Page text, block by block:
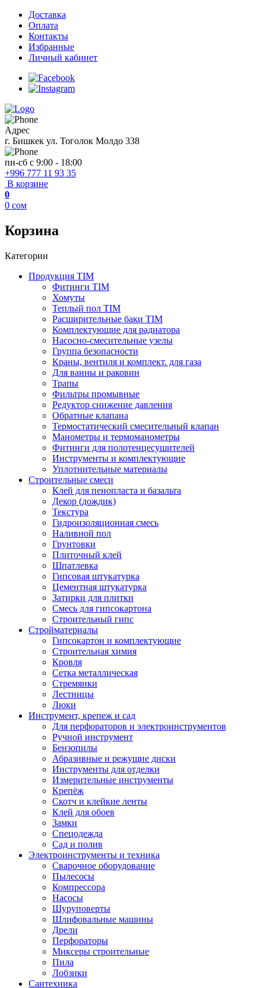
Доставка
Оплата
Контакты
Избранные
Личный кабинет
Адрес
г. Бишкек ул. Тоголок Молдо 338
пн-сб с 9:00 - 18:00
+996 777 11 93 35
В корзине
0
0 сом
Корзина
Категории
Продукция TIM
Фитинги TIM
Хомуты
Теплый пол TIM
Расширительные баки TIM
Комплектующие для радиатора
Насосно-смесительные узелы
Группа безопасности
Краны, вентиля и комплект. для газа
Для ванны и раковин
Трапы
Фильтры промывные
Редуктор снижение давления
Обратные клапана
Термостатический смесительный клапан
Манометры и термоманометры
Фитинги для полотенцесушителей
Инструменты и комплектующие
Уплотнительные материалы
Строительные смеси
Клей для пенопласта и базальта
Декор (дождик)
Текстура
Гидроизоляционная смесь
Наливной пол
Грунтовки
Плиточный клей
Шпатлевка
Гипсовая штукатурка
Цементная штукатурка
Затирки для плитки
Смесь для гипсокартона
Строительный гипс
Стройматериалы
Гипсокартон и комплектующие
Строительная химия
Кровля
Сетка металлическая
Стремянки
Лестницы
Люки
Инструмент, крепеж и сад
Для перфораторов и электроинструментов
Ручной инструмент
Бензопилы
Абразивные и режущие диски
Инструменты для отделки
Измерительные инструменты
Крепёж
Скотч и клейкие ленты
Клей для обоев
Замки
Спецодежда
Сад и полив
Электроинструменты и техника
Сварочное оборудование
Пылесосы
Компрессора
Насосы
Шуруповерты
Шлифовальные машины
Дрели
Перфораторы
Миксеры строительные
Пила
Лобзики
Сантехника